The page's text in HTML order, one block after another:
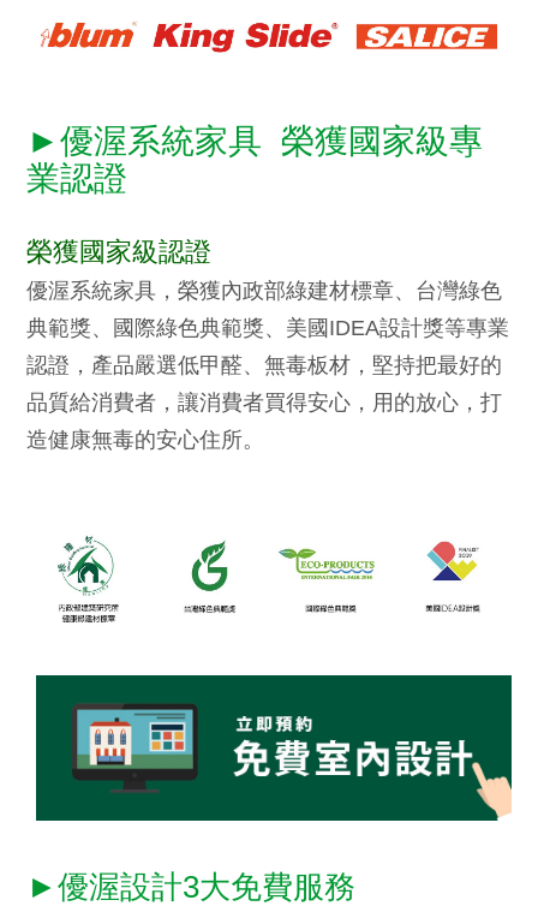
►優渥系統家具 榮獲國家級專
業認證
榮獲國家級認證
優渥系統家具，榮獲內政部綠建材標章、台灣綠色
典範獎、國際綠色典範獎、美國IDEA設計獎等專業
認證，產品嚴選低甲醛、無毒板材，堅持把最好的
品質給消費者，讓消費者買得安心，用的放心，打
造健康無毒的安心住所。
►優渥設計3大免費服務